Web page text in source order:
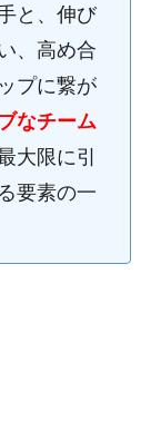
と、伸び
、高め合
プに繋が
なチーム
大限に引
要素の一